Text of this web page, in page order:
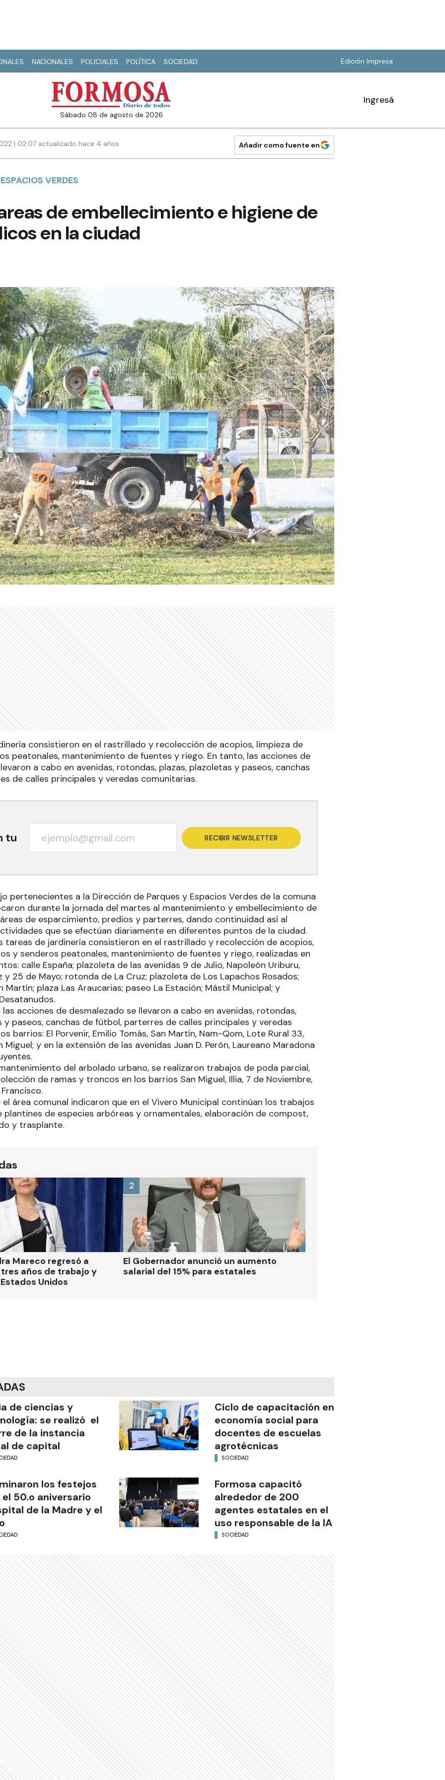
NACIONALES POLICIALES POLÍTICA SOCIEDAD Edición Impresa
sábado 08 de agosto de 2026
Ingresá
| 02:07 actualizado hace 4 años Añadir como fuente en
VERDES
de embellecimiento e higiene de
en la ciudad
consistieron en el rastrillado y recolección de acopios, limpieza de
peatonales, mantenimiento de fuentes y riego. En tanto, las acciones de
a cabo en avenidas, rotondas, plazas, plazoletas y paseos, canchas
de calles principales y veredas comunitarias.
tu RECIBIR NEWSLETTER
pertenecientes a la Dirección de Parques y Espacios Verdes de la comuna
durante la jornada del martes al mantenimiento y embellecimiento de
de esparcimiento, predios y parterres, dando continuidad así al
que se efectúan diariamente en diferentes puntos de la ciudad.
tareas de jardinería consistieron en el rastrillado y recolección de acopios,
y senderos peatonales, mantenimiento de fuentes y riego, realizadas en
calle España; plazoleta de las avenidas 9 de Julio, Napoleón Uriburu,
y 25 de Mayo; rotonda de La Cruz; plazoleta de Los Lapachos Rosados;
Martín; plaza Las Araucarias; paseo La Estación; Mástil Municipal; y
acciones de desmalezado se llevaron a cabo en avenidas, rotondas,
y paseos, canchas de fútbol, parterres de calles principales y veredas
barrios: El Porvenir, Emilio Tomás, San Martín, Nam-Qom, Lote Rural 33,
Miguel; y en la extensión de las avenidas Juan D. Perón, Laureano Maradona
del arbolado urbano, se realizaron trabajos de poda parcial,
de ramas y troncos en los barrios San Miguel, Illia, 7 de Noviembre,
área comunal indicaron que en el Vivero Municipal continúan los trabajos
de especies arbóreas y ornamentales, elaboración de compost,
y trasplante.
Mareco regresó a
años de trabajo y
Unidos
El Gobernador anunció un aumento
salarial del 15% para estatales
2
de ciencias y
se realizó el
de la instancia
de capital
Ciclo de capacitación en
economía social para
docentes de escuelas
agrotécnicas
SOCIEDAD
los festejos
50.o aniversario
de la Madre y el
Formosa capacitó
alrededor de 200
agentes estatales en el
uso responsable de la IA
SOCIEDAD